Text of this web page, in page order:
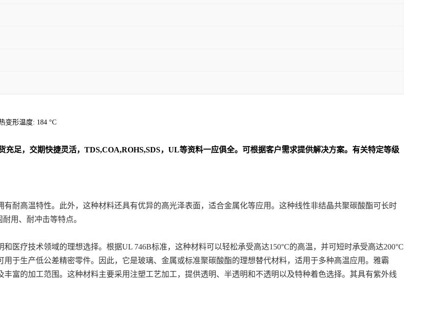
变形温度: 184 °C
充足，交期快捷灵活，TDS,COA,ROHS,SDS，UL等资料一应俱全。可根据客户需求提供解决方案。 有关特定等级
耐高温特性。此外，这种材料还具有优异的高光泽表面，适合金属化等应用。这种线性非结晶共聚碳酸酯可长时
用、耐冲击等特点。
医疗技术领域的理想选择。根据UL 746B标准，这种材料可以轻松承受高达150°C的高温，并可短时承受高达200°C
于生产低公差精密零件。因此，它是玻璃、金属或标准聚碳酸酯的理想替代材料，适用于多种高温应用。雅霸
富的加工范围。这种材料主要采用注塑工艺加工，提供透明、半透明和不透明以及特种着色选择。其具有紫外线